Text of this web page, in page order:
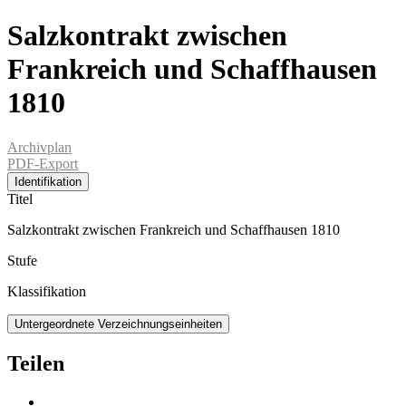
Salzkontrakt zwischen
Frankreich und Schaffhausen
1810
Archivplan
PDF-Export
Identifikation
Titel
Salzkontrakt zwischen Frankreich und Schaffhausen 1810
Stufe
Klassifikation
Untergeordnete Verzeichnungseinheiten
Teilen